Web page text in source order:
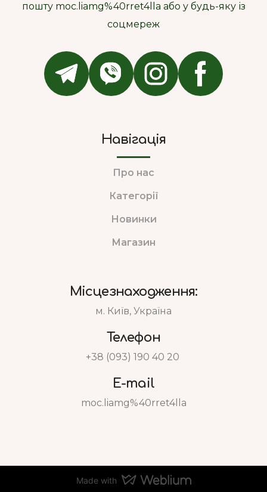
пошту moc.liamg%40rret4lla або у будь-яку із
соцмереж
Навігація
Про нас
Категорії
Новинки
Магазин
Місцезнаходження:
м. Київ, Україна
Телефон
+38 (093) 190 40 20
E-mail
moc.liamg%40rret4lla
Made with